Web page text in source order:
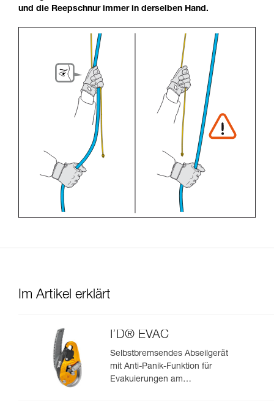
und die Reepschnur immer in derselben Hand.
Im Artikel erklärt
I’D® EVAC
Selbstbremsendes Abseilgerät
mit Anti-Panik-Funktion für
Evakuierungen am